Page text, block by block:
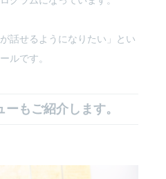
話せるようになりたい」とい
ルです。
もご紹介します。